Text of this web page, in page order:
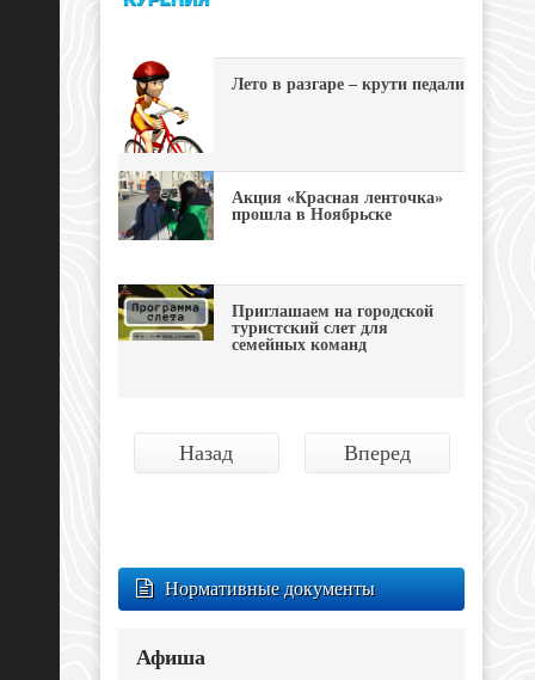
Лето в разгаре – крути педали
Акция «Красная ленточка»
прошла в Ноябрьске
Приглашаем на городской
туристский слет для
семейных команд
Назад Вперед
Нормативные документы
Афиша